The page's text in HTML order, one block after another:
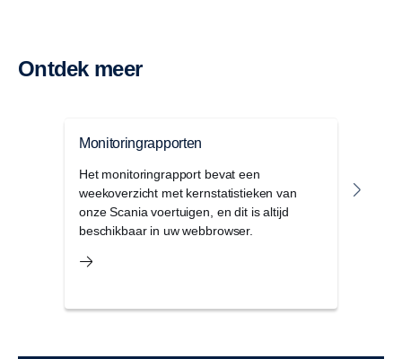
Ontdek meer
Monitoringrapporten
Het monitoringrapport bevat een
weekoverzicht met kernstatistieken van
onze Scania voertuigen, en dit is altijd
beschikbaar in uw webbrowser.